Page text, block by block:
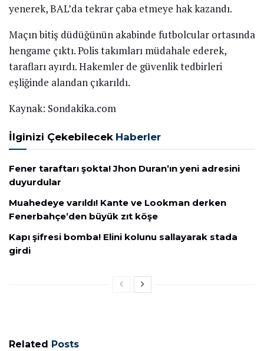
yenerek, BAL’da tekrar çaba etmeye hak kazandı.
Maçın bitiş düdüğünün akabinde futbolcular ortasında
hengame çıktı. Polis takımları müdahale ederek,
tarafları ayırdı. Hakemler de güvenlik tedbirleri
eşliğinde alandan çıkarıldı.
Kaynak: Sondakika.com
İlginizi Çekebilecek Haberler
Fener taraftarı şokta! Jhon Duran’ın yeni adresini
duyurdular
Muahedeye varıldı! Kante ve Lookman derken
Fenerbahçe’den büyük zıt köşe
Kapı şifresi bomba! Elini kolunu sallayarak stada
girdi
Related Posts